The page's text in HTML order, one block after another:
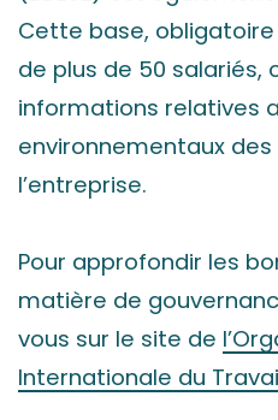
Cette base,
de plus de 50 salariés,
informations relatives
environnementaux
l’entreprise.
Pour approfondir les
matière de
vous sur le site de
Internationale du